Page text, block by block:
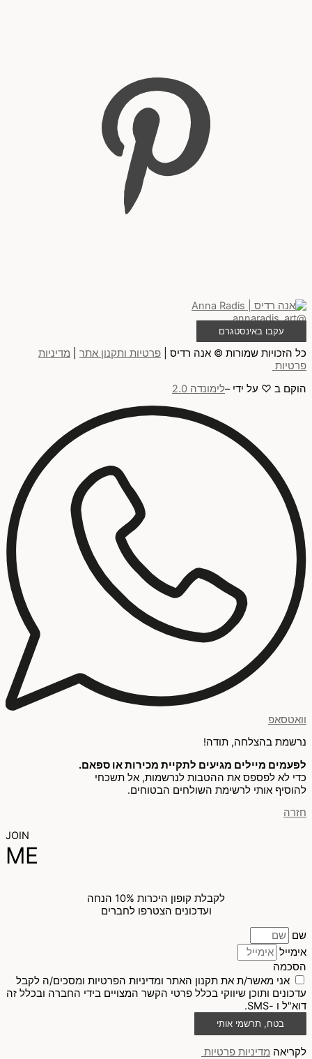
@annaradis_art
עקבו באינסטגרם
כל הזכויות שמורות © אנה רדיס | פרטיות ותקנון אתר
מדיניות
פרטיות
הוקם ב ♡ על ידי –לימונדה 2.0
וואטסאפ
נרשמת בהצלחה, תודה!
לפעמים מיילים מגיעים לתקיית מכירות או ספאם.
כדי לא לפספס את ההטבות לנרשמות, אל תשכחי
להוסיף אותי לרשימת השולחים הבטוחים.
חזרה
JOIN
ME
לקבלת קופון היכרות 10% הנחה
ועדכונים הצטרפו לחברים
שם
אימייל
הסכמה
אני מאשר/ת את תקנון האתר ומדיניות הפרטיות ומסכים/ה לקבל
עדכונים ותוכן שיווקי בכלל פרטי הקשר המצויים בידי החברה ובכלל זה
דוא"ל ו -SMS.
בטח, תרשמי אותי
לקריאה מדיניות פרטיות